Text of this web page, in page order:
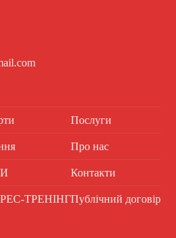
ТРЕНІНГ
Послуги
Про нас
Контакти
Публічний договір